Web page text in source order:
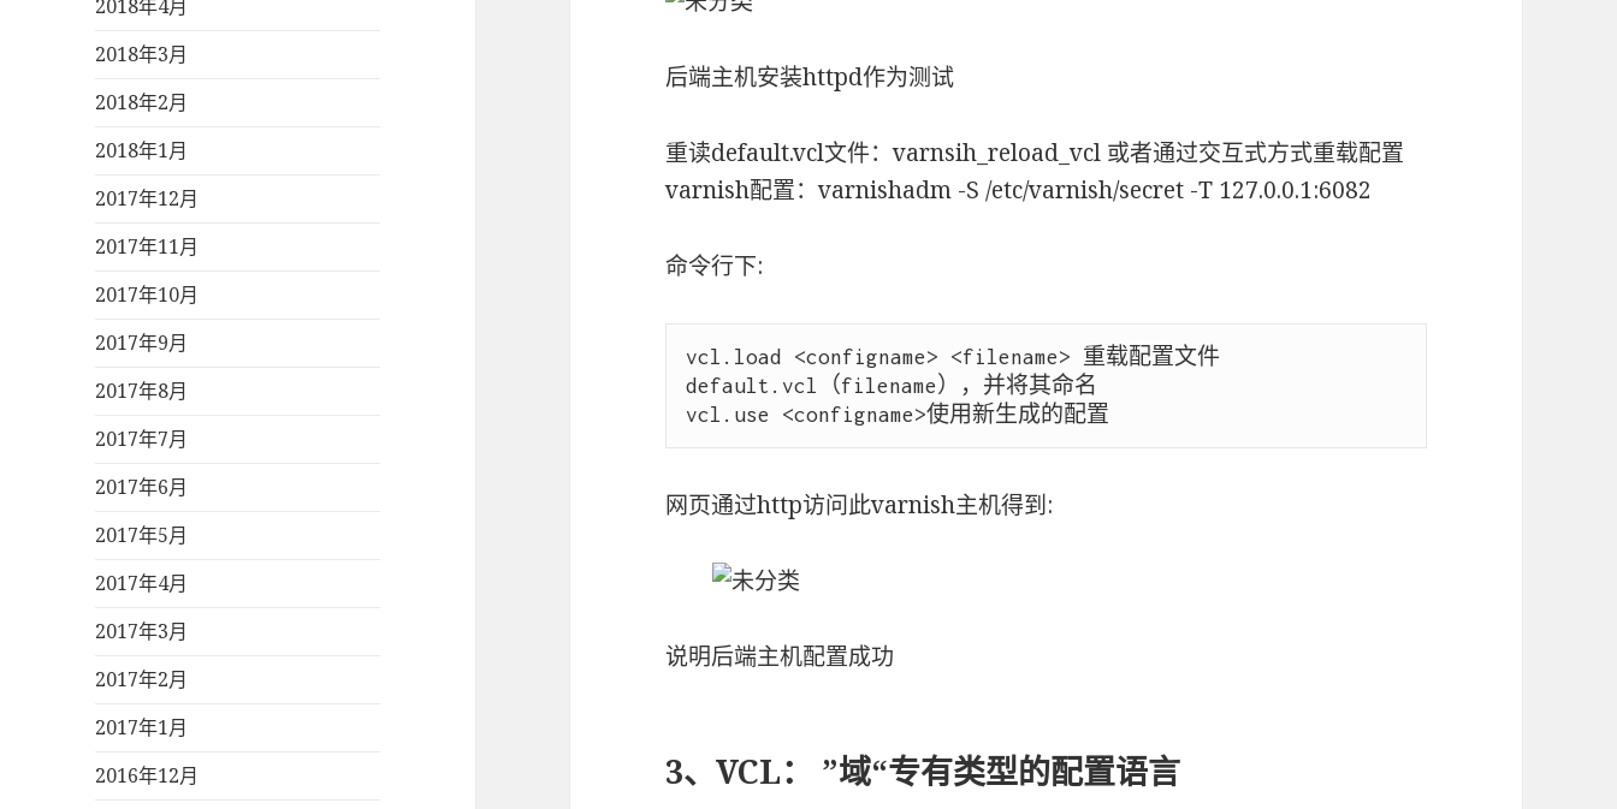
2018年4月
2018年3月
2018年2月
2018年1月
2017年12月
2017年11月
2017年10月
2017年9月
2017年8月
2017年7月
2017年6月
2017年5月
2017年4月
2017年3月
2017年2月
2017年1月
2016年12月
后端主机安装httpd作为测试
重读default.vcl文件：varnsih_reload_vcl 或者通过交互式方式重载配置
varnish配置：varnishadm -S /etc/varnish/secret -T 127.0.0.1:6082
命令行下:
vcl.load <configname> <filename> 重载配置文件
default.vcl（filename），并将其命名
网页通过http访问此varnish主机得到:
说明后端主机配置成功
3、VCL： ”域“专有类型的配置语言